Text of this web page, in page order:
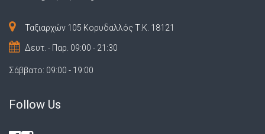
Ταξιαρχών 105 Κορυδαλλός Τ.Κ. 18121
Δευτ. - Παρ. 09:00 - 21:30
Σάββατο: 09:00 - 19:00
Follow Us